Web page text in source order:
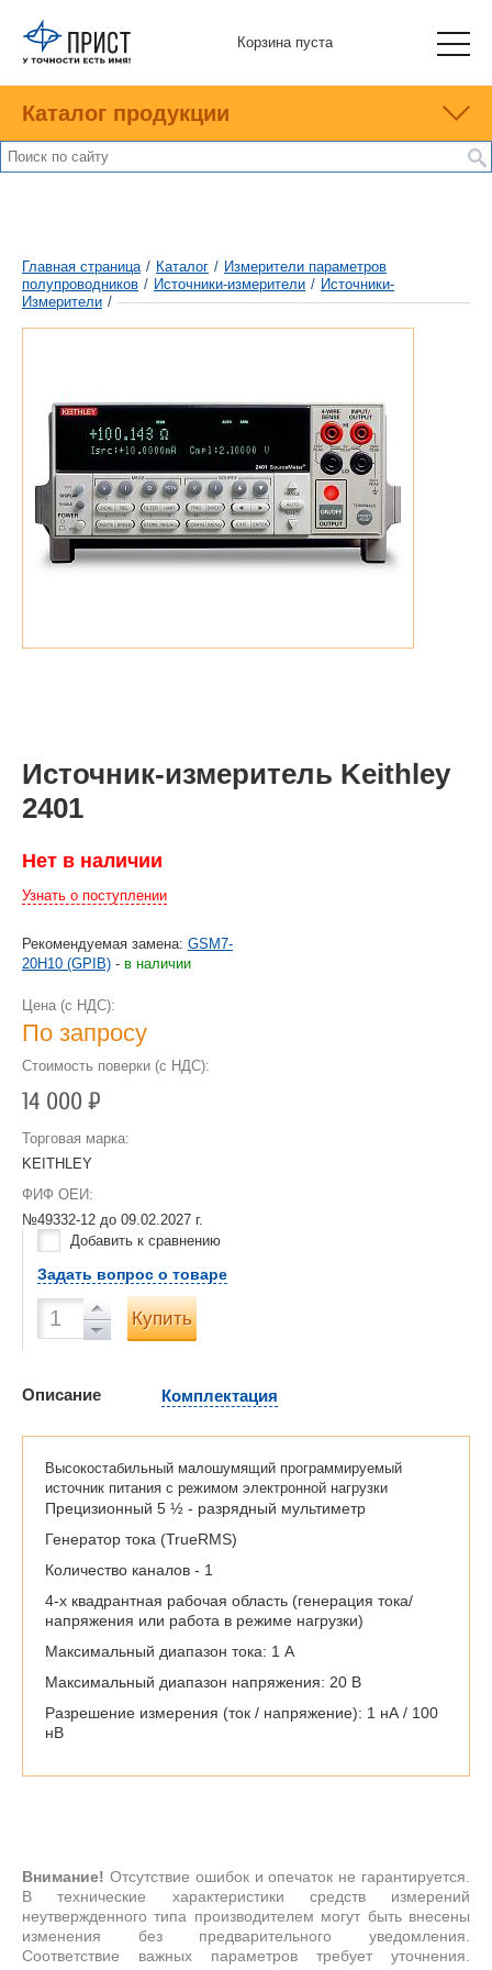
Корзина пуста
Каталог продукции
Главная страница / Каталог / Измерители параметров
полупроводников / Источники-измерители / Источники-
Измерители /
Источник-измеритель Keithley
2401
Нет в наличии
Узнать о поступлении
Рекомендуемая замена: GSM7-
20H10 (GPIB) - в наличии
Цена (с НДС):
По запросу
Стоимость поверки (с НДС):
14 000Р
Торговая марка:
KEITHLEY
ФИФ ОЕИ:
№49332-12 до 09.02.2027 г.
Добавить к сравнению
Задать вопрос о товаре
Купить
Описание Комплектация
Высокостабильный малошумящий программируемый
источник питания с режимом электронной нагрузки
Прецизионный 5 ½ - разрядный мультиметр
Генератор тока (TrueRMS)
Количество каналов - 1
4-х квадрантная рабочая область (генерация тока/
напряжения или работа в режиме нагрузки)
Максимальный диапазон тока: 1 A
Максимальный диапазон напряжения: 20 В
Разрешение измерения (ток / напряжение): 1 нА / 100
нВ
Внимание! Отсутствие ошибок и опечаток не гарантируется.
В технические характеристики средств измерений
неутвержденного типа производителем могут быть внесены
изменения без предварительного уведомления.
Соответствие важных параметров требует уточнения.